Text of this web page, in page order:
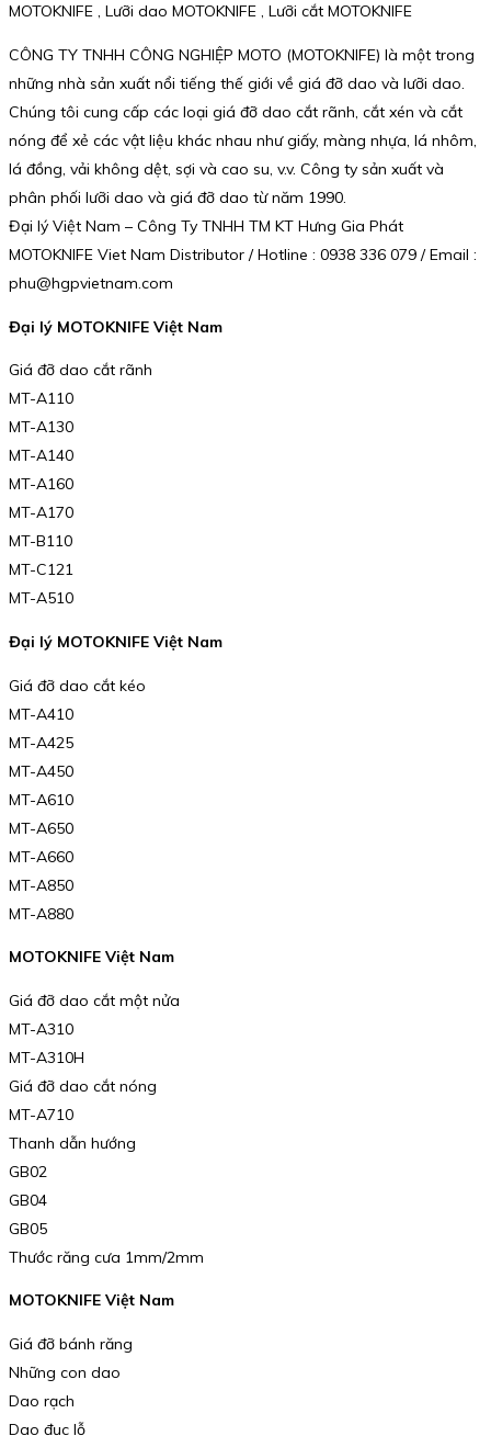
MOTOKNIFE , Lưỡi dao MOTOKNIFE , Lưỡi cắt MOTOKNIFE
CÔNG TY TNHH CÔNG NGHIỆP MOTO (MOTOKNIFE) là một trong
những nhà sản xuất nổi tiếng thế giới về giá đỡ dao và lưỡi dao.
Chúng tôi cung cấp các loại giá đỡ dao cắt rãnh, cắt xén và cắt
nóng để xẻ các vật liệu khác nhau như giấy, màng nhựa, lá nhôm,
lá đồng, vải không dệt, sợi và cao su, v.v. Công ty sản xuất và
phân phối lưỡi dao và giá đỡ dao từ năm 1990.
Đại lý Việt Nam – Công Ty TNHH TM KT Hưng Gia Phát
MOTOKNIFE Viet Nam Distributor / Hotline : 0938 336 079 / Email :
phu@hgpvietnam.com
Đại lý MOTOKNIFE Việt Nam
Giá đỡ dao cắt rãnh
MT-A110
MT-A130
MT-A140
MT-A160
MT-A170
MT-B110
MT-C121
MT-A510
Đại lý MOTOKNIFE Việt Nam
Giá đỡ dao cắt kéo
MT-A410
MT-A425
MT-A450
MT-A610
MT-A650
MT-A660
MT-A850
MT-A880
MOTOKNIFE Việt Nam
Giá đỡ dao cắt một nửa
MT-A310
MT-A310H
Giá đỡ dao cắt nóng
MT-A710
Thanh dẫn hướng
GB02
GB04
GB05
Thước răng cưa 1mm/2mm
MOTOKNIFE Việt Nam
Giá đỡ bánh răng
Những con dao
Dao rạch
Dao đục lỗ